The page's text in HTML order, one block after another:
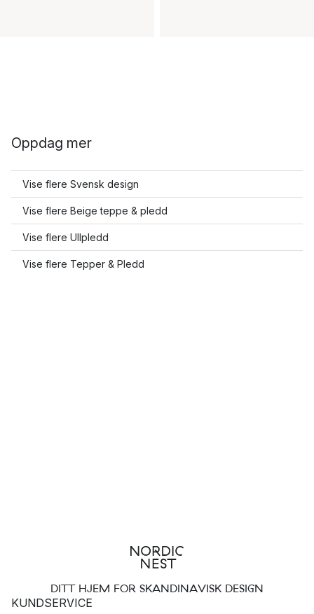
Oppdag mer
Vise flere Svensk design
Vise flere Beige teppe & pledd
Vise flere Ullpledd
Vise flere Tepper & Pledd
DITT HJEM FOR SKANDINAVISK DESIGN
KUNDSERVICE